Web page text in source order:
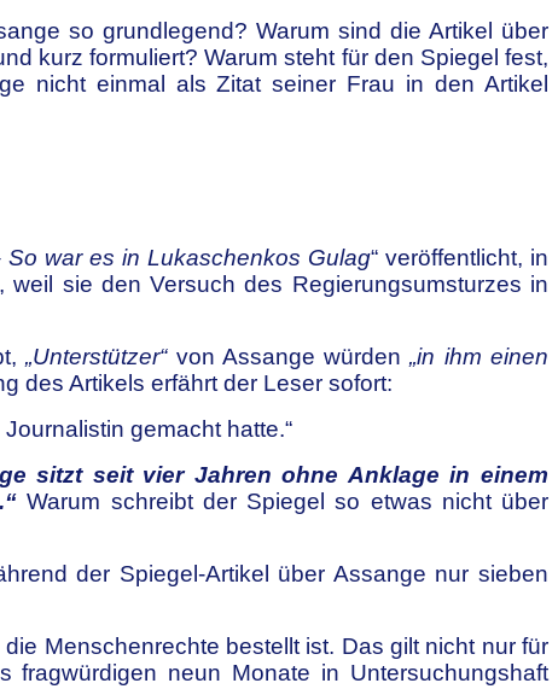
so grundlegend? Warum sind die Artikel über
kurz formuliert? Warum steht für den Spiegel fest,
nicht einmal als Zitat seiner Frau in den Artikel
war es in Lukaschenkos Gulag“ veröffentlicht, in
sie den Versuch des Regierungsumsturzes in
„Unterstützer“von Assange würden„in ihm einen
des Artikels erfährt der Leser sofort:
gemacht hatte.“
sitzt seit vier Jahren ohne Anklage in einem
Warum schreibt der Spiegel so etwas nicht über
der Spiegel-Artikel über Assange nur sieben
Menschenrechte bestellt ist. Das gilt nicht nur für
neun Monate in Untersuchungshaft